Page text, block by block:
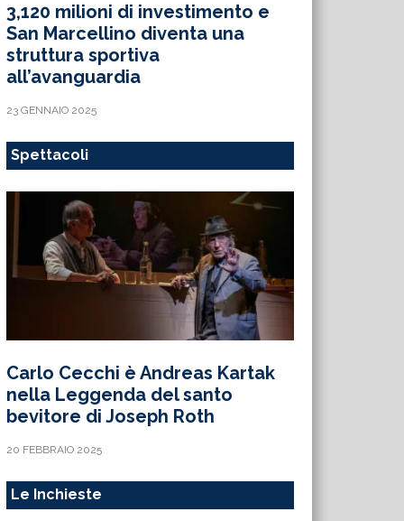
3,120 milioni di investimento e
San Marcellino diventa una
struttura sportiva
all’avanguardia
23 GENNAIO 2025
Spettacoli
Carlo Cecchi è Andreas Kartak
nella Leggenda del santo
bevitore di Joseph Roth
20 FEBBRAIO 2025
Le Inchieste